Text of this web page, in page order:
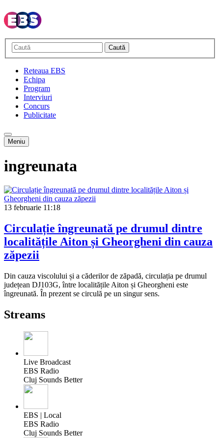
Caută
Reteaua EBS
Echipa
Program
Interviuri
Concurs
Publicitate
Meniu
ingreunata
13 februarie 11:18
Circulație îngreunată pe drumul dintre
localitățile Aiton și Gheorgheni din cauza
zăpezii
Din cauza viscolului și a căderilor de zăpadă, circulația pe drumul
județean DJ103G, între localitățile Aiton și Gheorgheni este
îngreunată. În prezent se circulă pe un singur sens.
Streams
Live Broadcast
EBS Radio
Cluj Sounds Better
EBS | Local
EBS Radio
Cluj Sounds Better